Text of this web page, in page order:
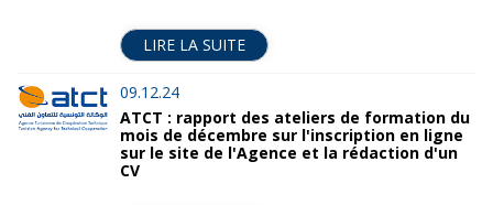
LIRE LA SUITE
09.12.24
ATCT : rapport des ateliers de formation du
mois de décembre sur l'inscription en ligne
sur le site de l'Agence et la rédaction d'un
CV